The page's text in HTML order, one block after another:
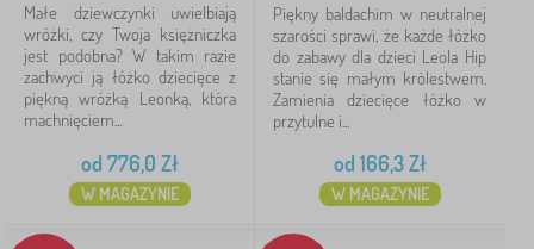
Małe dziewczynki uwielbiają
wróżki, czy Twoja księżniczka
jest podobna? W takim razie
zachwyci ją łóżko dziecięce z
piękną wróżką Leonką, która
machnięciem...
od 776,0 Zł
W MAGAZYNIE
Piękny baldachim w neutralnej
szarości sprawi, że każde łóżko
do zabawy dla dzieci Leola Hip
stanie się małym królestwem.
Zamienia dziecięce łóżko w
przytulne i...
od 166,3Zł
W MAGAZYNIE